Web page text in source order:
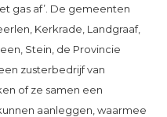
gas af’. De gemeenten
Kerkrade, Landgraaf,
Stein, de Provincie
zusterbedrijf van
of ze samen een
aanleggen, waarmee